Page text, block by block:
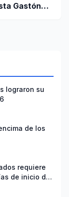
Gastón
lograron su
de los
requiere
de inicio del